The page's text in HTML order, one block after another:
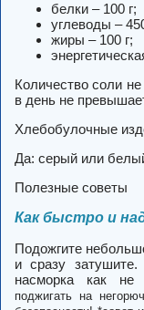
белки – 100 г;
углеводы –
жиры – 100 г;
Количество соли
в день не
Хлебобулочные
Да: серый или
Полезные советы
Как быстро и
Подожгите
и сразу
насморка как
поджигать на